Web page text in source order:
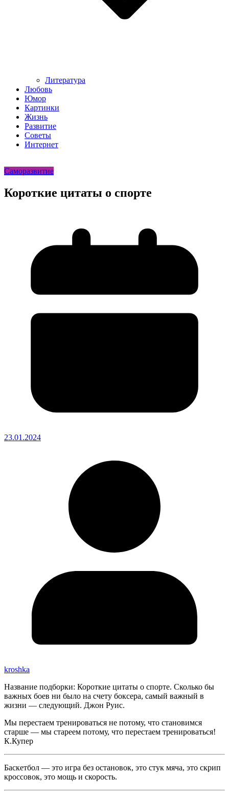
Литература
Любовь
Юмор
Картинки
Жизнь
Развитие
Советы
Интернет
Саморазвитие
Короткие цитаты о спорте
23.01.2024
kroshka
Название подборки: Короткие цитаты о спорте. Сколько бы
важных боев ни было на счету боксера, самый важный в
жизни — следующий. Джон Руис.
Мы перестаем тренироваться не потому, что становимся
старше — мы стареем потому, что перестаем тренироваться!
К.Купер
Баскетбол — это игра без остановок, это стук мяча, это скрип
кроссовок, это мощь и скорость.